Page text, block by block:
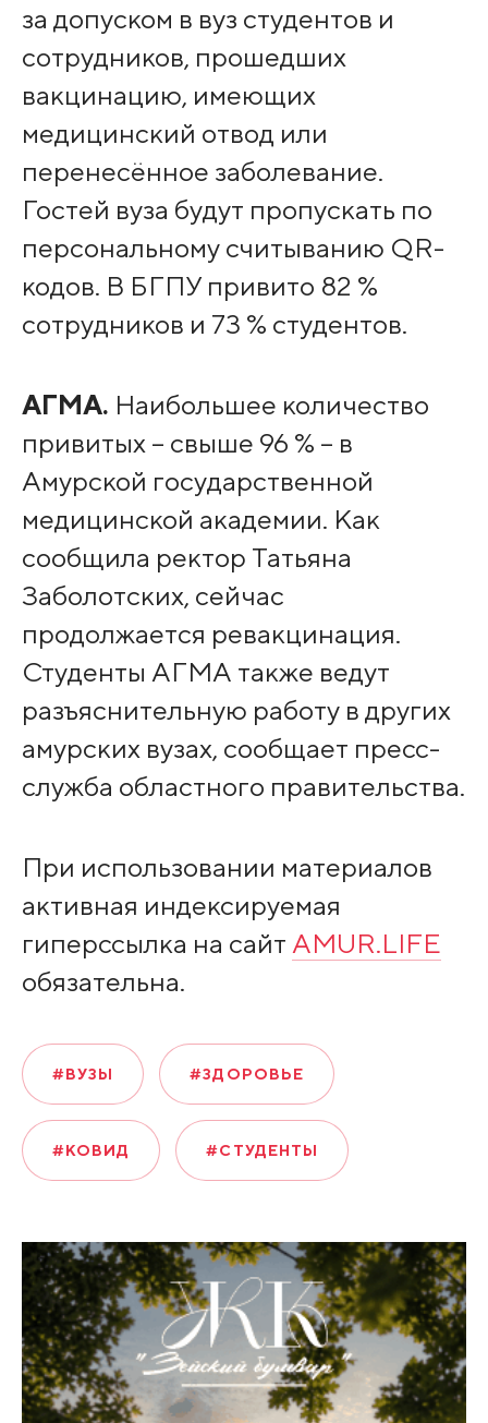
за допуском в вуз студентов и
сотрудников, прошедших
вакцинацию, имеющих
медицинский отвод или
перенесённое заболевание.
Гостей вуза будут пропускать по
персональному считыванию QR-
кодов. В БГПУ привито 82 %
сотрудников и 73 % студентов.
АГМА. Наибольшее количество
привитых – свыше 96 % – в
Амурской государственной
медицинской академии. Как
сообщила ректор Татьяна
Заболотских, сейчас
продолжается ревакцинация.
Студенты АГМА также ведут
разъяснительную работу в других
амурских вузах, сообщает пресс-
служба областного правительства.
При использовании материалов
активная индексируемая
гиперссылка на сайт AMUR.LIFE
обязательна.
#ВУЗЫ #ЗДОРОВЬЕ
#КОВИД #СТУДЕНТЫ